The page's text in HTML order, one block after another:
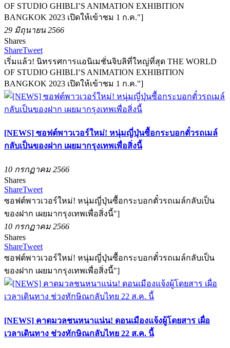
OF STUDIO GHIBLI’S ANIMATION EXHIBITION
BANGKOK 2023 เปิดให้เข้าชม 1 ก.ค."]
29 มิถุนายน 2566
Shares
ShareTweet
เริ่มแล้ว! นิทรรศการแอนิเมชั่นจิบลิที่ใหญ่ที่สุด THE WORLD
OF STUDIO GHIBLI’S ANIMATION EXHIBITION
BANGKOK 2023 เปิดให้เข้าชม 1 ก.ค."]
[NEWS] ซอฟต์พาวเวอร์ใหม่! หนุ่มญี่ปุ่นซื้อกระบอกตั๋วรถเมล์
กลับเป็นของฝาก เผยมากรุงเทพเพื่อสิ่งนี้
10 กรกฏาคม 2566
Shares
ShareTweet
ซอฟต์พาวเวอร์ใหม่! หนุ่มญี่ปุ่นซื้อกระบอกตั๋วรถเมล์กลับเป็น
ของฝาก เผยมากรุงเทพเพื่อสิ่งนี้"]
10 กรกฏาคม 2566
Shares
ShareTweet
ซอฟต์พาวเวอร์ใหม่! หนุ่มญี่ปุ่นซื้อกระบอกตั๋วรถเมล์กลับเป็น
ของฝาก เผยมากรุงเทพเพื่อสิ่งนี้"]
[NEWS] คาดมวลชนหนาแน่น! ดอนเมืองแจ้งผู้โดยสาร เผื่อ
เวลาเดินทาง ช่วงทักษิณกลับไทย 22 ส.ค. นี้